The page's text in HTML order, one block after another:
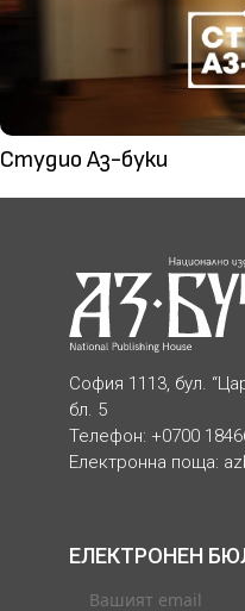
Студио Аз-буки
София 1113, бул.
бл. 5
Телефон: +0700
Електронна поща:
ЕЛЕКТРОНЕН